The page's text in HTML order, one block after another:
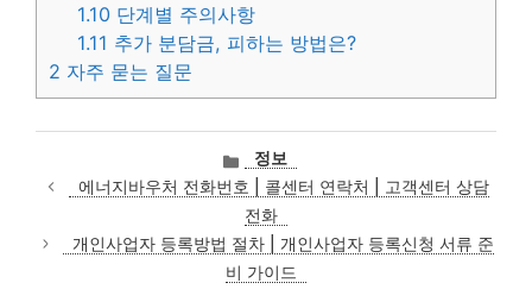
1.10 단계별 주의사항
1.11 추가 분담금, 피하는 방법은?
2 자주 묻는 질문
카
테
고
리
정보
에너지바우처 전화번호 | 콜센터 연락처 | 고객센터 상담
전화
개인사업자 등록방법 절차 | 개인사업자 등록신청 서류 준
비 가이드